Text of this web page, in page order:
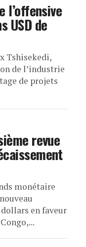
l’offensive
USD de
Tshisekedi,
de l’industrie
de projets
revue
monétaire
en faveur